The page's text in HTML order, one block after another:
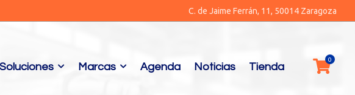
C. de Jaime Ferrán, 11, 50014 Zaragoza
Soluciones Marcas Agenda Noticias Tienda